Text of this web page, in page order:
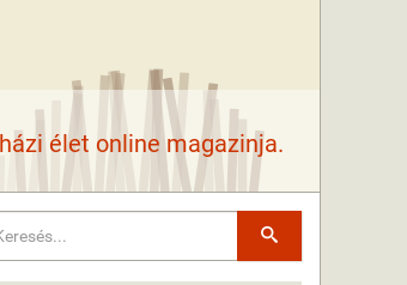
élet online magazinja.